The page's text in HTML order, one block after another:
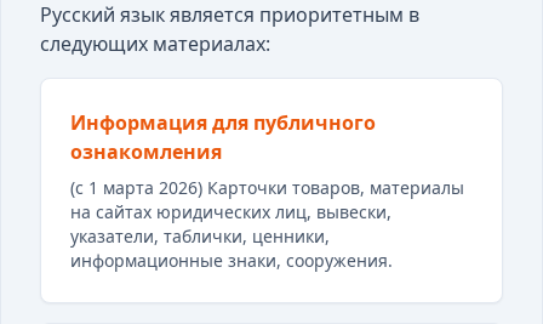
Русский язык является приоритетным в
следующих материалах:
Информация для публичного
ознакомления
(с 1 марта 2026) Карточки товаров, материалы
на сайтах юридических лиц, вывески,
указатели, таблички, ценники,
информационные знаки, сооружения.